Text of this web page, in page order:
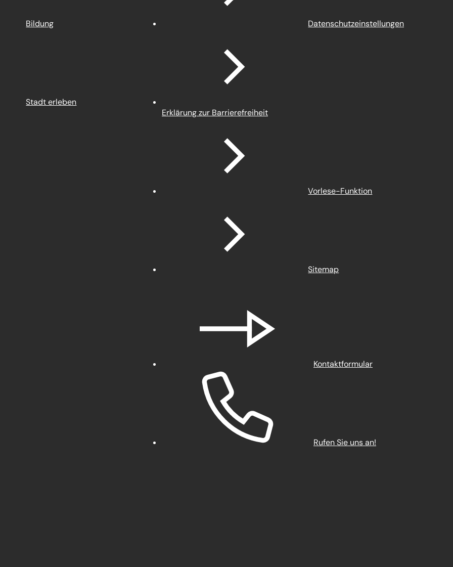
Bildung
Stadt erleben
Datenschutz­einstellungen
Erklärung zur Barrierefreiheit
Vorlese-Funktion
Sitemap
Kontaktformular
Rufen Sie uns an!